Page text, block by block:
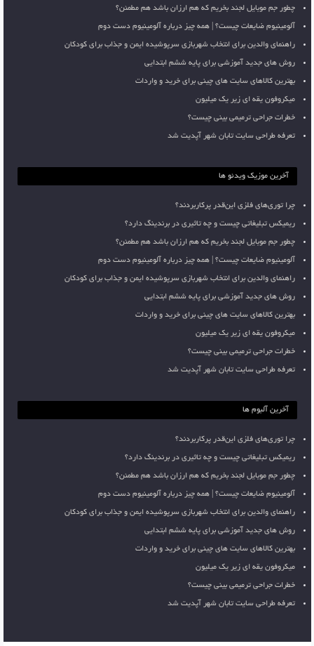
چطور جم موبایل لجند بخریم که هم ارزان باشد هم مطمئن؟
آلومینیوم ضایعات چیست؟ | همه چیز درباره آلومینیوم دست دوم
راهنمای والدین برای انتخاب شهربازی سرپوشیده ایمن و جذاب برای کودکان
روش های جدید آموزشی برای پایه ششم ابتدایی
بهترین کالاهای سایت های چینی برای خرید و واردات
میکروفون یقه ای زیر یک میلیون
خطرات جراحی ترمیمی بینی چیست؟
تعرفه طراحی سایت تابان شهر آپدیت شد
آخرین موزیک ویدئو ها
چرا توری‌های فلزی این‌قدر پرکاربردند؟
ریمیکس تبلیغاتی چیست و چه تاثیری در برندینگ دارد؟
چطور جم موبایل لجند بخریم که هم ارزان باشد هم مطمئن؟
آلومینیوم ضایعات چیست؟ | همه چیز درباره آلومینیوم دست دوم
راهنمای والدین برای انتخاب شهربازی سرپوشیده ایمن و جذاب برای کودکان
روش های جدید آموزشی برای پایه ششم ابتدایی
بهترین کالاهای سایت های چینی برای خرید و واردات
میکروفون یقه ای زیر یک میلیون
خطرات جراحی ترمیمی بینی چیست؟
تعرفه طراحی سایت تابان شهر آپدیت شد
آخرین آلبوم ها
چرا توری‌های فلزی این‌قدر پرکاربردند؟
ریمیکس تبلیغاتی چیست و چه تاثیری در برندینگ دارد؟
چطور جم موبایل لجند بخریم که هم ارزان باشد هم مطمئن؟
آلومینیوم ضایعات چیست؟ | همه چیز درباره آلومینیوم دست دوم
راهنمای والدین برای انتخاب شهربازی سرپوشیده ایمن و جذاب برای کودکان
روش های جدید آموزشی برای پایه ششم ابتدایی
بهترین کالاهای سایت های چینی برای خرید و واردات
میکروفون یقه ای زیر یک میلیون
خطرات جراحی ترمیمی بینی چیست؟
تعرفه طراحی سایت تابان شهر آپدیت شد